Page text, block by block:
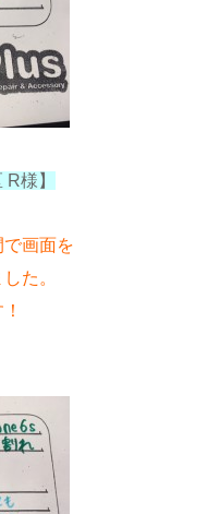
様】
画面を
た。